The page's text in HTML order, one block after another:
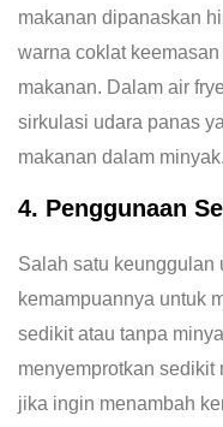
makanan dipanaskan
warna coklat
makanan. Dalam air
sirkulasi udara panas
makanan dalam minyak.
4. Penggunaan
Salah satu keunggulan
kemampuannya untuk
sedikit atau tanpa
menyemprotkan sedikit
jika ingin menambah